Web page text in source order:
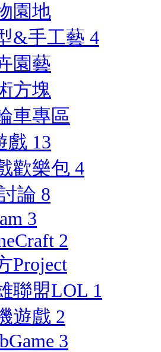
園地
&手工藝 4
園藝
方塊
車專區
戲 13
歡樂包 4
論 8
3
2
Project
聯盟LOL 1
遊戲 2
3